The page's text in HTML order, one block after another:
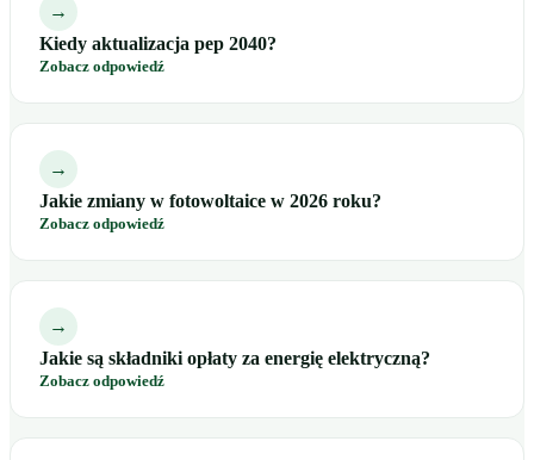
→
Kiedy aktualizacja pep 2040?
Zobacz odpowiedź
→
Jakie zmiany w fotowoltaice w 2026 roku?
Zobacz odpowiedź
→
Jakie są składniki opłaty za energię elektryczną?
Zobacz odpowiedź